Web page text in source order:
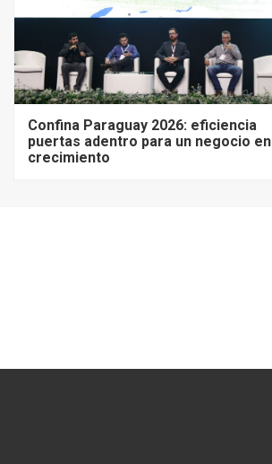
Confina Paraguay 2026: eficiencia
puertas adentro para un negocio en
crecimiento